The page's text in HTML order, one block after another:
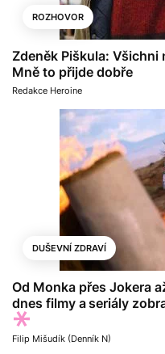
ROZHOVOR
Zdeněk Piškula: Všichni
Mně to přijde dobře
Redakce Heroine
DUŠEVNÍ ZDRAVÍ
Od Monka přes Jokera
dnes filmy a seriály
Filip Mišudík (Denník N)